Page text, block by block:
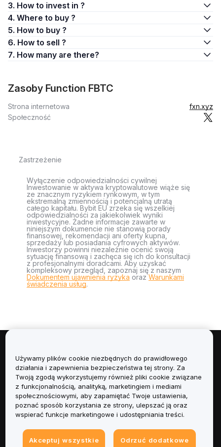
3. How to invest in ?
4. Where to buy ?
5. How to buy ?
6. How to sell ?
7. How many are there?
Zasoby Function FBTC
Strona internetowa
fxn.xyz
Społeczność
Zastrzeżenie
Wyłączenie odpowiedzialności cywilnej
Inwestowanie w aktywa kryptowalutowe wiąże się
ze znacznym ryzykiem rynkowym, w tym
ekstremalną zmiennością i potencjalną utratą
całego kapitału. Bybit EU zrzeka się wszelkiej
odpowiedzialności za jakiekolwiek wyniki
inwestycyjne. Żadne informacje zawarte w
niniejszym dokumencie nie stanowią porady
finansowej, rekomendacji ani oferty kupna,
sprzedaży lub posiadania cyfrowych aktywów.
Inwestorzy powinni niezależnie ocenić swoją
sytuację finansową i zachęca się ich do konsultacji
z profesjonalnymi doradcami. Aby uzyskać
kompleksowy przegląd, zapoznaj się z naszym
Dokumentem ujawnienia ryzyka orazWarunkami
świadczenia usług.
Informacje
Usługi
Obsługa Klienta
Używamy plików cookie niezbędnych do prawidłowego
działania i zapewnienia bezpieczeństwa tej strony. Za
Twoją zgodą wykorzystujemy również pliki cookie związane
z funkcjonalnością, analityką, marketingiem i mediami
społecznościowymi, aby zapamiętać Twoje ustawienia,
poznać sposób korzystania ze strony, ulepszać ją oraz
wspierać funkcje marketingowe i udostępniania treści.
Akceptuj wszystkie
Odrzuć dodatkowe